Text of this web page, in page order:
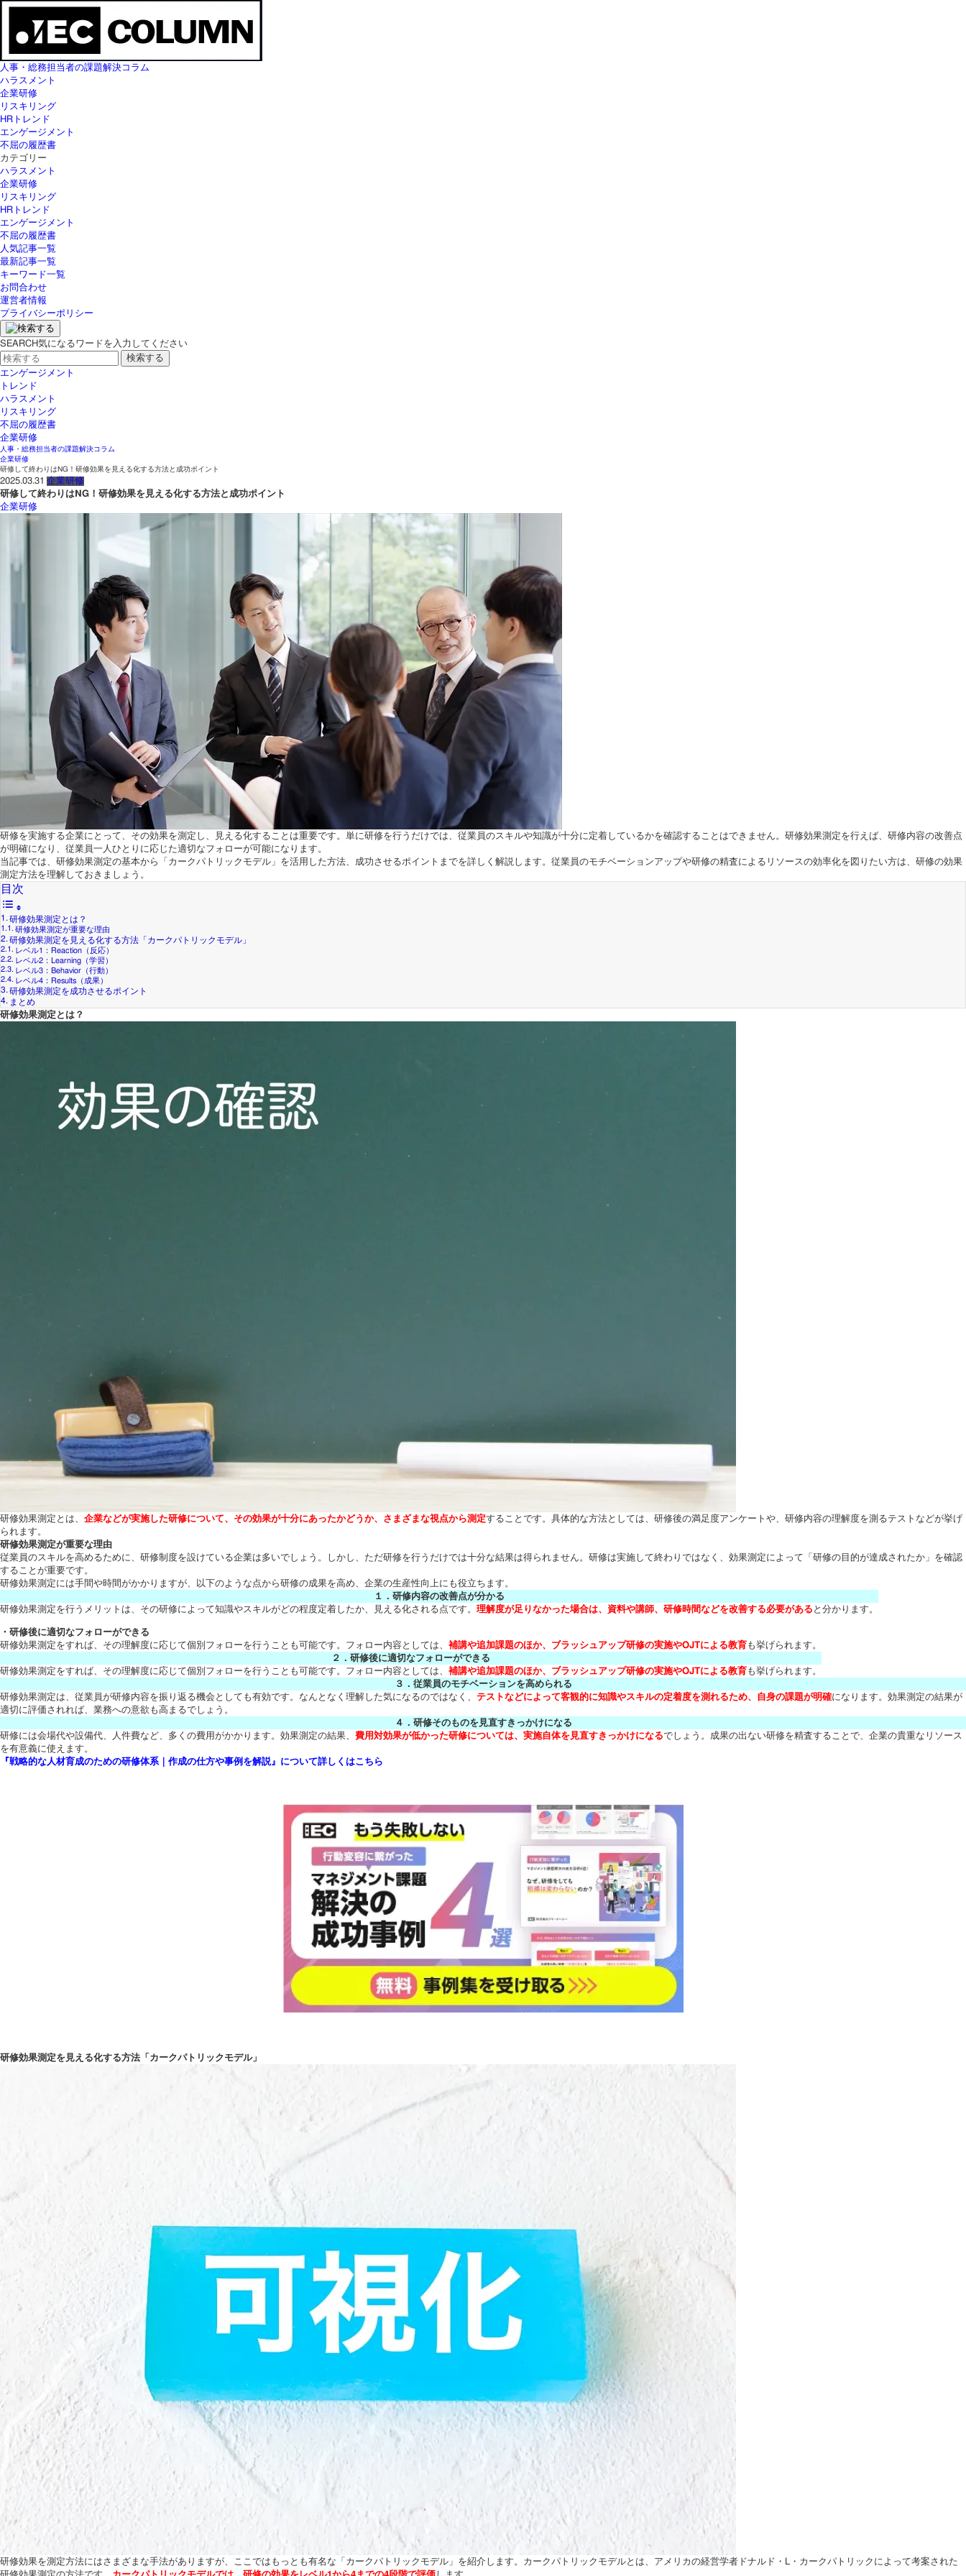
人事・総務担当者の課題解決コラム
ハラスメント
企業研修
リスキリング
HRトレンド
エンゲージメント
不屈の履歴書
カテゴリー
ハラスメント
企業研修
リスキリング
HRトレンド
エンゲージメント
不屈の履歴書
人気記事一覧
最新記事一覧
キーワード一覧
お問合わせ
運営者情報
プライバシーポリシー
SEARCH気になるワードを入力してください
エンゲージメント
トレンド
ハラスメント
リスキリング
不屈の履歴書
企業研修
人事・総務担当者の課題解決コラム
企業研修
研修して終わりはNG！研修効果を見える化する方法と成功ポイント
2025.03.31 企業研修
研修して終わりはNG！研修効果を見える化する方法と成功ポイント
企業研修
研修を実施する企業にとって、その効果を測定し、見える化することは重要です。単に研修を行うだけでは、従業員のスキルや知識が十分に定着しているかを確認することはできません。研修効果測定を行えば、研修内容の改善点
が明確になり、従業員一人ひとりに応じた適切なフォローが可能になります。
当記事では、研修効果測定の基本から「カークパトリックモデル」を活用した方法、成功させるポイントまでを詳しく解説します。従業員のモチベーションアップや研修の精査によるリソースの効率化を図りたい方は、研修の効果
測定方法を理解しておきましょう。
目次
研修効果測定とは？
研修効果測定が重要な理由
研修効果測定を見える化する方法「カークパトリックモデル」
レベル1：Reaction（反応）
レベル2：Learning（学習）
レベル3：Behavior（行動）
レベル4：Results（成果）
研修効果測定を成功させるポイント
まとめ
研修効果測定とは？
研修効果測定とは、 企業などが実施した研修について、その効果が十分にあったかどうか、さまざまな視点から測定することです。具体的な方法としては、研修後の満足度アンケートや、研修内容の理解度を測るテストなどが挙げ
られます。
研修効果測定が重要な理由
従業員のスキルを高めるために、研修制度を設けている企業は多いでしょう。しかし、ただ研修を行うだけでは十分な結果は得られません。研修は実施して終わりではなく、効果測定によって「研修の目的が達成されたか」を確認
することが重要です。
研修効果測定には手間や時間がかかりますが、以下のような点から研修の成果を高め、企業の生産性向上にも役立ちます。
１．研修内容の改善点が分かる
研修効果測定を行うメリットは、その研修によって知識やスキルがどの程度定着したか、見える化される点です。 理解度が足りなかった場合は、資料や講師、研修時間などを改善する必要がある と分かります。
・研修後に適切なフォローができる
研修効果測定をすれば、その理解度に応じて個別フォローを行うことも可能です。フォロー内容としては、 補講や追加課題のほか、ブラッシュアップ研修の実施やOJTによる教育 も挙げられます。
２．研修後に適切なフォローができる
研修効果測定をすれば、その理解度に応じて個別フォローを行うことも可能です。フォロー内容としては、 補講や追加課題のほか、ブラッシュアップ研修の実施やOJTによる教育 も挙げられます。
３．従業員のモチベーションを高められる
研修効果測定は、従業員が研修内容を振り返る機会としても有効です。なんとなく理解した気になるのではなく、 テストなどによって客観的に知識やスキルの定着度を測れるため、自身の課題が明確になります。効果測定の結果が
適切に評価されれば、業務への意欲も高まるでしょう。
４．研修そのものを見直すきっかけになる
研修には会場代や設備代、人件費など、多くの費用がかかります。効果測定の結果、 費用対効果が低かった研修については、実施自体を見直すきっかけになるでしょう。成果の出ない研修を精査することで、企業の貴重なリソース
を有意義に使えます。
『戦略的な人材育成のための研修体系｜作成の仕方や事例を解説』について詳しくはこちら
研修効果測定を見える化する方法「カークパトリックモデル」
研修効果を測定方法にはさまざまな手法がありますが、ここではもっとも有名な「カークパトリックモデル」を紹介します。カークパトリックモデルとは、アメリカの経営学者ドナルド・L・カークパトリックによって考案された